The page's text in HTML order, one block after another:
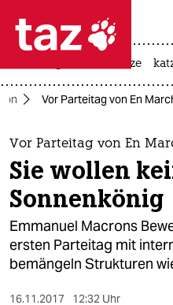
 taz
taz zahl
themen
politik
öko
gesellschaft
hitze
Vor Parteitag von En
Vor Parteitag von En
Sie wollen
Sonnenkönig
Emmanuel Macrons
ersten Parteitag mit
bemängeln Strukturen
16.11.2017 12:32 Uhr